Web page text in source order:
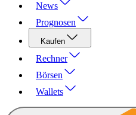
News
Prognosen
Kaufen
Rechner
Börsen
Wallets